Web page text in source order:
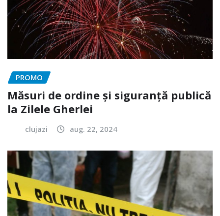
PROMO
Măsuri de ordine și siguranță publică
la Zilele Gherlei
clujazi aug. 22, 2024